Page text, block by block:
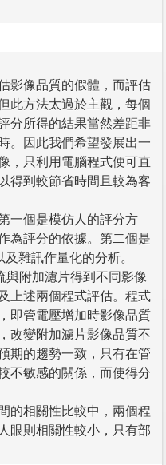
像品質的假體，而評估
此方法太過於主觀，每個
分所得的結果當然差距非
。因此我們希望發展出一
，只利用電腦程式便可直
得到較節省時間且較為客
個是模仿人的評分方
為評分的依據。第二個是
雜訊作量化的分析。
附加濾片得到不同影像
上述兩個程式評估。程式
即管電壓增加時影像品質
改變附加濾片影像品質不
期的趨勢一致，只有在管
不敏感的關係，而使得分
相關性比較中，兩個程
眼則相關性較小，只有部